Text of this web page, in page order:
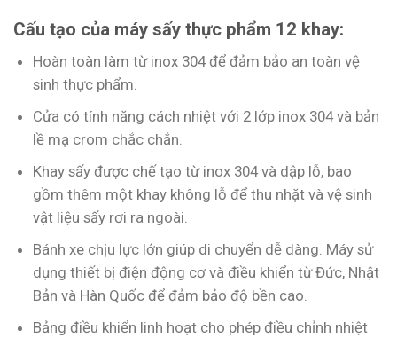
Cấu tạo của máy sấy thực phẩm 12 khay:
Hoàn toàn làm từ inox 304 để đảm bảo an toàn vệ
sinh thực phẩm.
Cửa có tính năng cách nhiệt với 2 lớp inox 304 và bản
lề mạ crom chắc chắn.
Khay sấy được chế tạo từ inox 304 và dập lỗ, bao
gồm thêm một khay không lỗ để thu nhặt và vệ sinh
vật liệu sấy rơi ra ngoài.
Bánh xe chịu lực lớn giúp di chuyển dễ dàng. Máy sử
dụng thiết bị điện động cơ và điều khiển từ Đức, Nhật
Bản và Hàn Quốc để đảm bảo độ bền cao.
Bảng điều khiển linh hoạt cho phép điều chỉnh nhiệt